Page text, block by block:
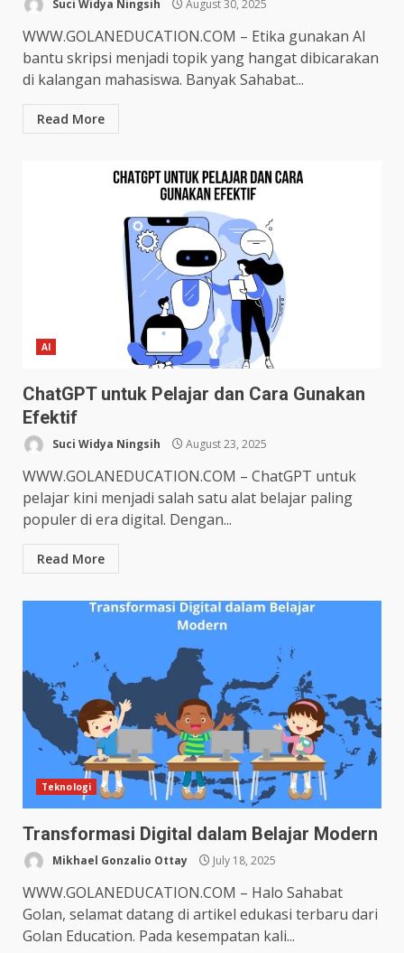
Suci Widya Ningsih August 30, 2025
WWW.GOLANEDUCATION.COM – Etika gunakan AI
bantu skripsi menjadi topik yang hangat dibicarakan
di kalangan mahasiswa. Banyak Sahabat...
Read More
AI
ChatGPT untuk Pelajar dan Cara Gunakan
Efektif
Suci Widya Ningsih August 23, 2025
WWW.GOLANEDUCATION.COM – ChatGPT untuk
pelajar kini menjadi salah satu alat belajar paling
populer di era digital. Dengan...
Read More
Teknologi
Transformasi Digital dalam Belajar Modern
Mikhael Gonzalio Ottay July 18, 2025
WWW.GOLANEDUCATION.COM – Halo Sahabat
Golan, selamat datang di artikel edukasi terbaru dari
Golan Education. Pada kesempatan kali...